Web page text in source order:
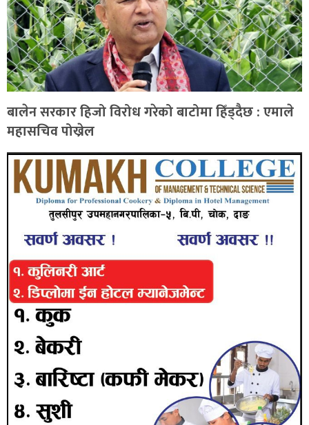
बालेन सरकार हिजो विरोध गरेको बाटोमा हिँड्दैछ : एमाले
महासचिव पोख्रेल